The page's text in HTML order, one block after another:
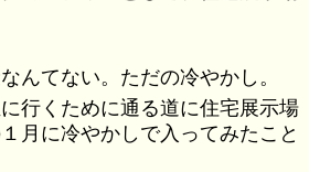
んてない。ただの冷やかし。
行くために通る道に住宅展示場
月に冷やかしで入ってみたこと